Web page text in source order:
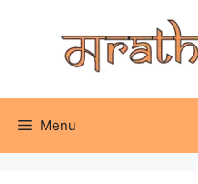
Menu